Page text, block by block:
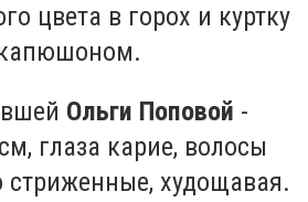
цвета в горох и куртку
капюшоном.
Ольги Поповой -
глаза карие, волосы
стриженные, худощавая.